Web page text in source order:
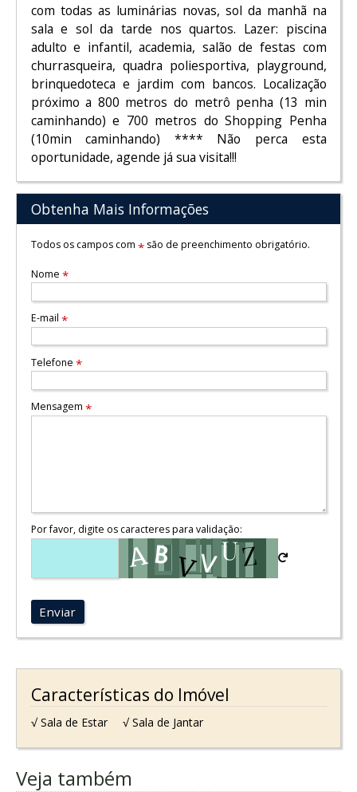
com todas as luminárias novas, sol da manhã na
sala e sol da tarde nos quartos. Lazer: piscina
adulto e infantil, academia, salão de festas com
churrasqueira, quadra poliesportiva, playground,
brinquedoteca e jardim com bancos. Localização
próximo a 800 metros do metrô penha (13 min
caminhando) e 700 metros do Shopping Penha
(10min caminhando) **** Não perca esta
oportunidade, agende já sua visita!!!
Obtenha Mais Informações
Todos os campos com *são de preenchimento obrigatório.
Nome *
E-mail *
Telefone *
Mensagem *
Por favor, digite os caracteres para validação:
Enviar
Características do Imóvel
√ Sala de Estar √ Sala de Jantar
Veja também